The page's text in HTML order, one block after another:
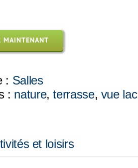
MAINTENANT
: Salles
: nature,terrasse, vue lac
et loisirs